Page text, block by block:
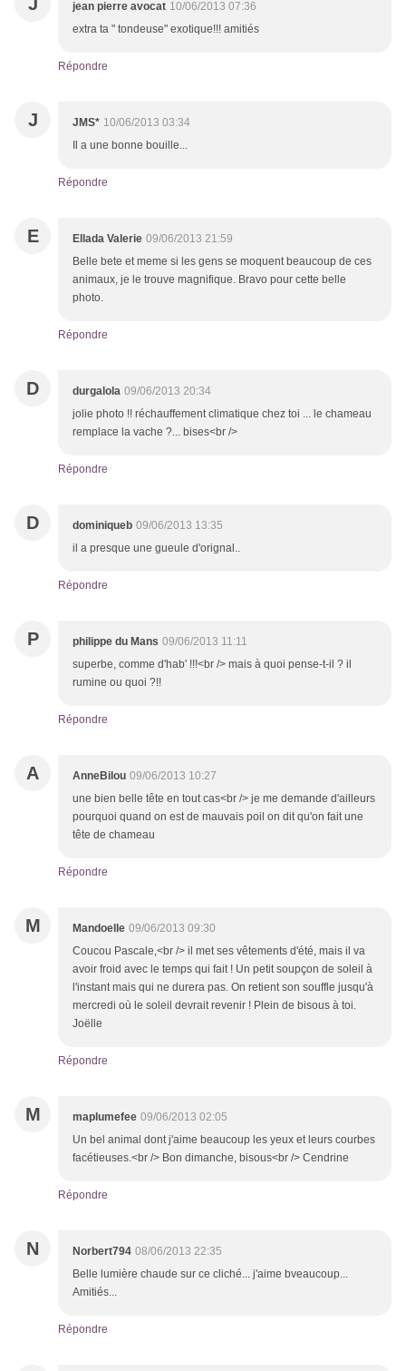
jean pierre avocat 10/06/2013 07:36
extra ta " tondeuse" exotique!!! amitiés
Répondre
J JMS* 10/06/2013 03:34
Il a une bonne bouille...
Répondre
E Ellada Valerie 09/06/2013 21:59
Belle bete et meme si les gens se moquent beaucoup de ces
animaux, je le trouve magnifique. Bravo pour cette belle
photo.
Répondre
D durgalola 09/06/2013 20:34
jolie photo !! réchauffement climatique chez toi ... le chameau
remplace la vache ?... bises<br />
Répondre
D dominiqueb 09/06/2013 13:35
il a presque une gueule d'orignal..
Répondre
P philippe du Mans 09/06/2013 11:11
superbe, comme d'hab' !!!<br /> mais à quoi pense-t-il ? il
rumine ou quoi ?!!
Répondre
A AnneBilou 09/06/2013 10:27
une bien belle tête en tout cas<br /> je me demande d'ailleurs
pourquoi quand on est de mauvais poil on dit qu'on fait une
tête de chameau
Répondre
M Mandoelle 09/06/2013 09:30
Coucou Pascale,<br /> il met ses vêtements d'été, mais il va
avoir froid avec le temps qui fait ! Un petit soupçon de soleil à
l'instant mais qui ne durera pas. On retient son souffle jusqu'à
mercredi où le soleil devrait revenir ! Plein de bisous à toi.
Joëlle
Répondre
M maplumefee 09/06/2013 02:05
Un bel animal dont j'aime beaucoup les yeux et leurs courbes
facétieuses.<br /> Bon dimanche, bisous<br /> Cendrine
Répondre
N Norbert794 08/06/2013 22:35
Belle lumière chaude sur ce cliché... j'aime bveaucoup...
Amitiés...
Répondre